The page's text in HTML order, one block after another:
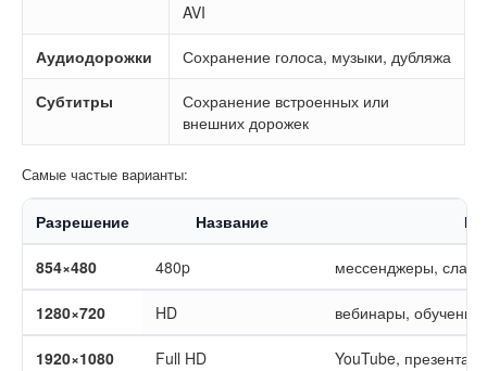
AVI
Аудиодорожки Сохранение голоса, музыки, дубляжа
Субтитры
Сохранение встроенных или
внешних дорожек
Самые частые варианты:
Разрешение Название
854×480 480p мессенджеры,
1280×720 HD вебинары,
1920×1080 Full HD YouTube,